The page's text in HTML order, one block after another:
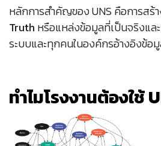
หลักการสำคัญของ UNS คือการสร้
Truth หรือแหล่งข้อมูลที่เป็นจริงแ
ระบบและทุกคนในองค์กรอ้างอิงข้อ
ทำไมโรงงานต้องใช้